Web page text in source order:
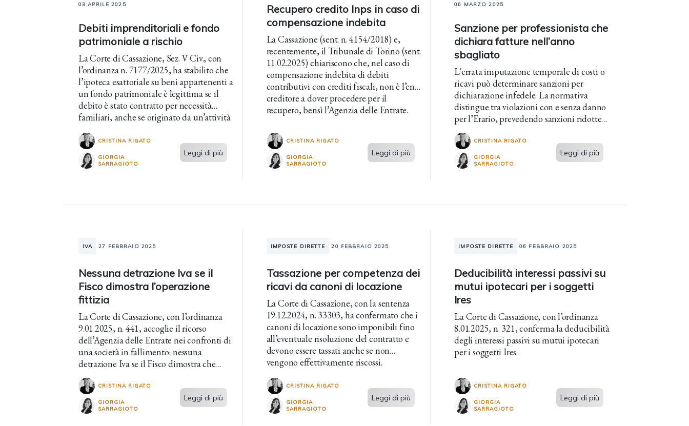
03 APRILE 2025
Debiti imprenditoriali e fondo
patrimoniale a rischio
La Corte di Cassazione, Sez. V Civ., con
l’ordinanza n. 7177/2025, ha stabilito che
l’ipoteca esattoriale su beni appartenenti a
un fondo patrimoniale è legittima se il
debito è stato contratto per necessità
familiari, anche se originato da un’attività
CRISTINA RIGATO
GIORGIA
SARRAGIOTO
Leggi di più
Recupero credito Inps in caso di
compensazione indebita
La Cassazione (sent. n. 4154/2018) e,
recentemente, il Tribunale di Torino (sent.
11.02.2025) chiariscono che, nel caso di
compensazione indebita di debiti
contributivi con crediti fiscali, non è l’ente
creditore a dover procedere per il
recupero, bensì l’Agenzia delle Entrate.
CRISTINA RIGATO
GIORGIA
SARRAGIOTO
Leggi di più
06 MARZO 2025
Sanzione per professionista che
dichiara fatture nell’anno
sbagliato
L'errata imputazione temporale di costi o
ricavi può determinare sanzioni per
dichiarazione infedele. La normativa
distingue tra violazioni con e senza danno
per l’Erario, prevedendo sanzioni ridotte
in alcuni casi.
CRISTINA RIGATO
GIORGIA
SARRAGIOTO
Leggi di più
IVA 27 FEBBRAIO 2025
Nessuna detrazione Iva se il
Fisco dimostra l’operazione
fittizia
La Corte di Cassazione, con l’ordinanza
9.01.2025, n. 441, accoglie il ricorso
dell’Agenzia delle Entrate nei confronti di
una società in fallimento: nessuna
detrazione Iva se il Fisco dimostra che
l’operazione è fittizia o trae origine da
un’evasione d'imposta.
CRISTINA RIGATO
GIORGIA
SARRAGIOTO
Leggi di più
IMPOSTE DIRETTE 20 FEBBRAIO 2025
Tassazione per competenza dei
ricavi da canoni di locazione
La Corte di Cassazione, con la sentenza
19.12.2024, n. 33303, ha confermato che i
canoni di locazione sono imponibili fino
all’eventuale risoluzione del contratto e
devono essere tassati anche se non
vengono effettivamente riscossi.
CRISTINA RIGATO
GIORGIA
SARRAGIOTO
Leggi di più
IMPOSTE DIRETTE 06 FEBBRAIO 2025
Deducibilità interessi passivi su
mutui ipotecari per i soggetti
Ires
La Corte di Cassazione, con l’ordinanza
8.01.2025, n. 321, conferma la deducibilità
degli interessi passivi su mutui ipotecari
per i soggetti Ires.
CRISTINA RIGATO
GIORGIA
SARRAGIOTO
Leggi di più